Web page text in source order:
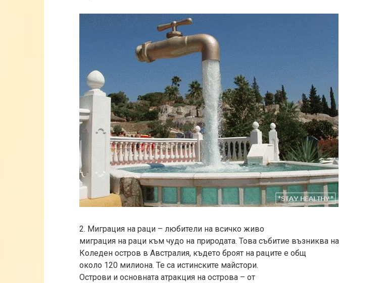
2. Миграция на раци – любители на всичко живо
миграция на раци към чудо на природата. Това събитие възниква на
Коледен остров в Австралия, където броят на раците е общ
около 120 милиона. Те са истинските майстори.
Острови и основната атракция на острова – от